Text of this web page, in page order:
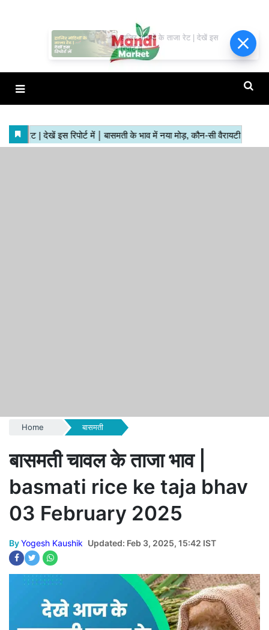
Home बासमती
बासमती चावल के ताजा भाव |
basmati rice ke taja bhav
03 February 2025
ByYogesh Kaushik Updated: Feb 3, 2025, 15:42 IST
हाजिर मंडियों के ताजा रेट | देखें इस
रिपोर्ट में